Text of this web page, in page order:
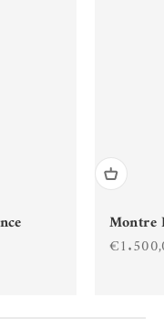
Montre
Prix de